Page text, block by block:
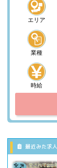
エリア
業種
時給
最近みた求人